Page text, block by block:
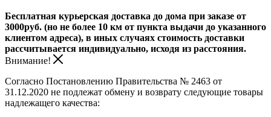
Бесплатная курьерская доставка до дома при заказе от
3000руб. (но не более 10 км от пункта выдачи до указанного
клиентом адреса), в иных случаях стоимость доставки
рассчитывается индивидуально, исходя из расстояния.
Внимание!
Согласно Постановлению Правительства № 2463 от
31.12.2020 не подлежат обмену и возврату следующие товары
надлежащего качества: